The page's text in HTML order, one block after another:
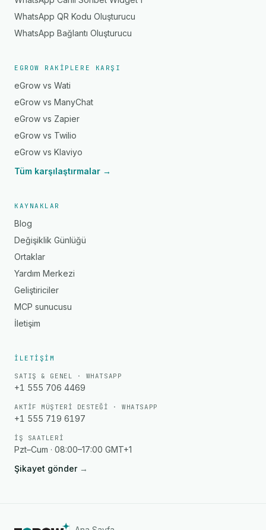
WhatsApp QR Kodu Oluşturucu
WhatsApp Bağlantı Oluşturucu
EGROW RAKIPLERE KARŞI
eGrow vs Wati
eGrow vs ManyChat
eGrow vs Zapier
eGrow vs Twilio
eGrow vs Klaviyo
Tüm karşılaştırmalar →
KAYNAKLAR
Blog
Değişiklik Günlüğü
Ortaklar
Yardım Merkezi
Geliştiriciler
MCP sunucusu
İletişim
İLETIŞIM
SATIŞ & GENEL · WHATSAPP
+1 555 706 4469
AKTIF MÜŞTERI DESTEĞI · WHATSAPP
+1 555 719 6197
İŞ SAATLERI
Pzt–Cum · 08:00–17:00 GMT+1
Şikayet gönder →